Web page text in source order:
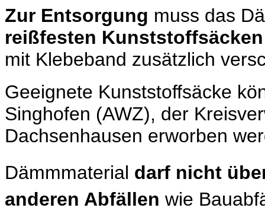
Zur Entsorgung muss das
reißfesten
mit Klebeband zusätzlich
Geeignete Kunststoffsäcke
Singhofen (AWZ), der
Dachsenhausen erworben
Dämmmaterial darf nicht
anderen Abfällen wie